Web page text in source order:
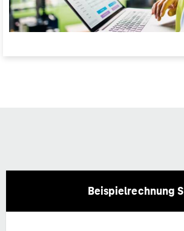
Beispielrechnung S